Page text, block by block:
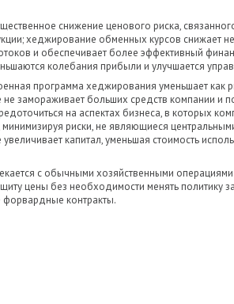
снижение ценового риска,
хеджирование обменных курсов снижает
и обеспечивает более эффективный
колебания прибыли и улучшается
программа хеджирования уменьшает как
замораживает больших средств компании и
на аспектах бизнеса, в которых
риски, не являющиеся
капитал, уменьшая стоимость
с обычными хозяйственными
цены без необходимости менять политику
контракты.